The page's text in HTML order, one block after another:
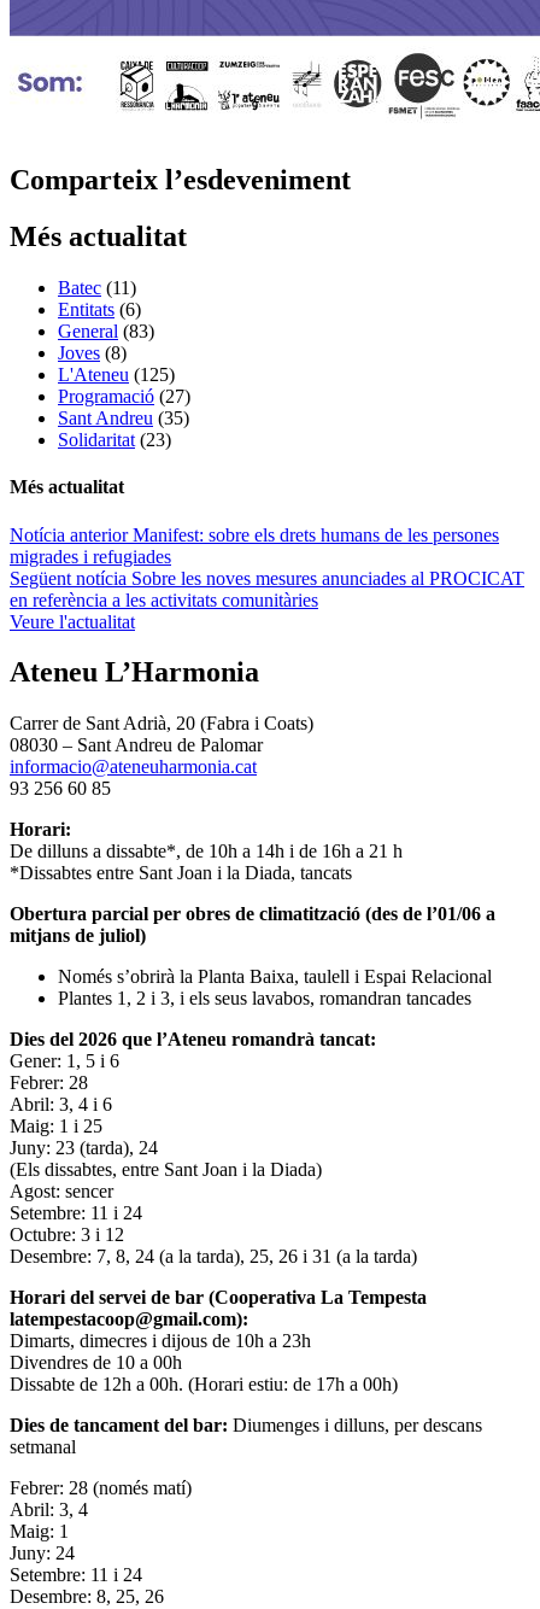
Comparteix l’esdeveniment
Més actualitat
Batec (11)
Entitats (6)
General (83)
Joves (8)
L'Ateneu (125)
Programació (27)
Sant Andreu (35)
Solidaritat (23)
Més actualitat
Navegació
d'entrades
Notícia anterior Manifest: sobre els drets humans de les persones
migrades i refugiades
Següent notícia Sobre les noves mesures anunciades al PROCICAT
en referència a les activitats comunitàries
Veure l'actualitat
Ateneu L’Harmonia
Carrer de Sant Adrià, 20 (Fabra i Coats)
08030 – Sant Andreu de Palomar
informacio@ateneuharmonia.cat
93 256 60 85
Horari:
De dilluns a dissabte*, de 10h a 14h i de 16h a 21 h
*Dissabtes entre Sant Joan i la Diada, tancats
Obertura parcial per obres de climatització (des de l’01/06 a
mitjans de juliol)
Només s’obrirà la Planta Baixa, taulell i Espai Relacional
Plantes 1, 2 i 3, i els seus lavabos, romandran tancades
Dies del 2026 que l’Ateneu romandrà tancat:
Gener: 1, 5 i 6
Febrer: 28
Abril: 3, 4 i 6
Maig: 1 i 25
Juny: 23 (tarda), 24
(Els dissabtes, entre Sant Joan i la Diada)
Agost: sencer
Setembre: 11 i 24
Octubre: 3 i 12
Desembre: 7, 8, 24 (a la tarda), 25, 26 i 31 (a la tarda)
Horari del servei de bar (Cooperativa La Tempesta
latempestacoop@gmail.com):
Dimarts, dimecres i dijous de 10h a 23h
Divendres de 10 a 00h
Dissabte de 12h a 00h. (Horari estiu: de 17h a 00h)
Dies de tancament del bar: Diumenges i dilluns, per descans
setmanal
Febrer: 28 (només matí)
Abril: 3, 4
Maig: 1
Juny: 24
Setembre: 11 i 24
Desembre: 8, 25, 26